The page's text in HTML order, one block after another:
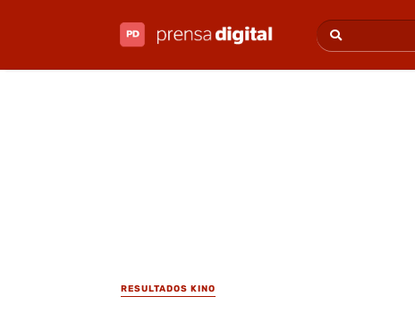
RESULTADOS KINO